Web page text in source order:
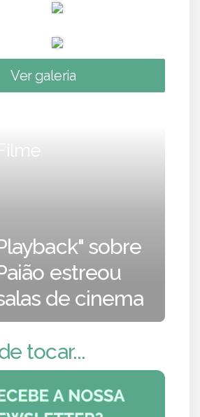
Ver galeria
sobre
estreou
de cinema
tocar...